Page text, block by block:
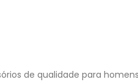
de qualidade para